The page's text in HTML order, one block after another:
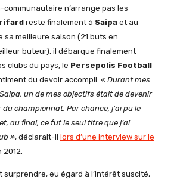
communautaire n’arrange pas les
reste finalement à Saipaet au
sa meilleure saison (21 buts en
buteur), il débarque finalement
clubs du pays, le Persepolis Football
du devoir accompli. « Durant mes
un de mes objectifs était de devenir
championnat. Par chance, j’ai pu le
au final, ce fut le seul titre que j’ai
», déclarait-il lors d’une interview sur le
2012.
surprendre, eu égard à l’intérêt suscité,